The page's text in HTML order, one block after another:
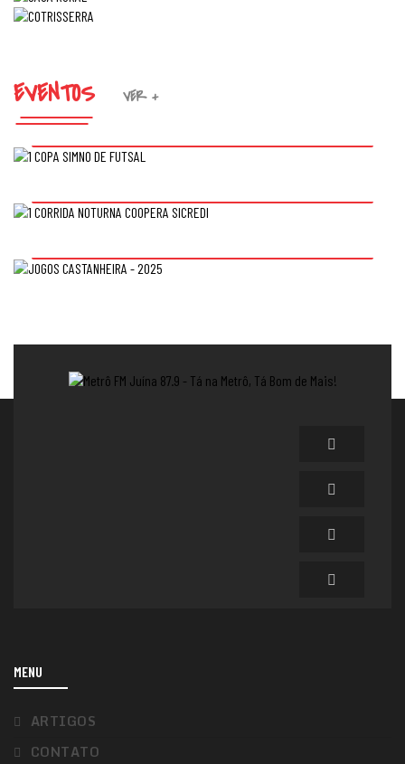
EVENTOS VER +
1 CORRIDA NOTURNA COOPERA SICREDI
JOGOS CASTANHEIRA - 2025
MENU
ARTIGOS
CONTATO